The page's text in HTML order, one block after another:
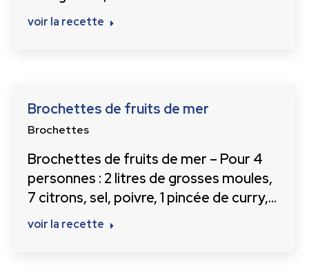
voir la recette
Brochettes de fruits de mer
Brochettes
Brochettes de fruits de mer – Pour 4
personnes : 2 litres de grosses moules,
7 citrons, sel, poivre, 1 pincée de curry,…
voir la recette